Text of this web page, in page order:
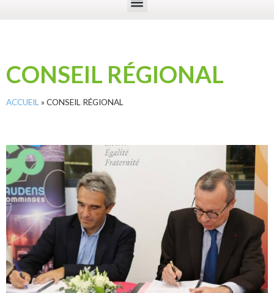
CONSEIL RÉGIONAL
ACCUEIL » CONSEIL RÉGIONAL